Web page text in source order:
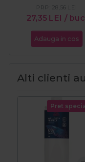
27,35 LEI / buc
PRP: 28,56 LEI
Adauga in cos
Alti clienti
Pret